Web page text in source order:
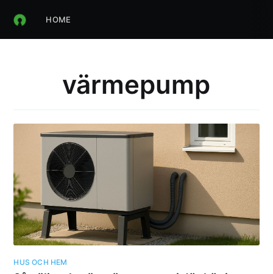
HOME
värmepump
HUS OCH HEM